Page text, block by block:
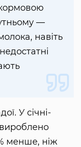
—
навіть
У січні-
менше, ніж